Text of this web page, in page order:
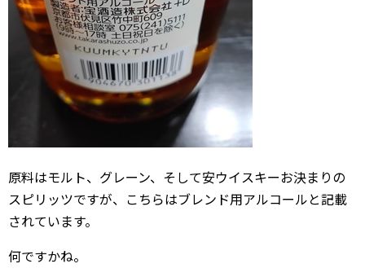
原料はモルト、グレーン、そして安ウイスキーお決まりの
スピリッツですが、こちらはブレンド用アルコールと記載
されています。
何ですかね。